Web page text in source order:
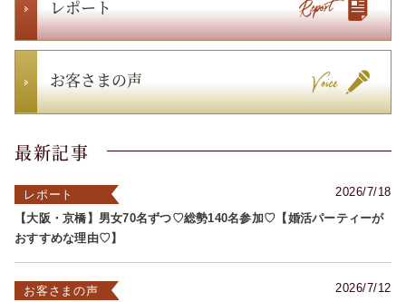
レポート
お客さまの声
最新記事
2026/7/18
レポート
【大阪・京橋】男女70名ずつ♡総勢140名参加♡【婚活パーティーが
おすすめな理由♡】
2026/7/12
お客さまの声